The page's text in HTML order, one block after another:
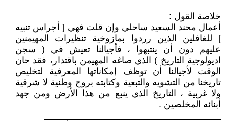
خلاصة القول :
أعمال محند السعيد ساحلي وإن قلت فهي [ أجراس تنبيه
] للغافلين الذين رردوا بمازوخية تنظيرات المهيمنين
عليهم دون أن ينتبهوا ، فأجيالنا تعيش في ( سجن
اديولوجية التاريخ ) الذي صاغه المهيمن باقتدار، فقد حان
الوقت لأجيالنا أن توظف إمكاناتها المعرفية لتخليص
تاريخنا من التشويه والتبعية وكتابته بروح وطنية لا شرقية
ولا غربية ، التاريخ الذي ينبع من هذا الأرض ومن جهد
أبنائه المخلصين .